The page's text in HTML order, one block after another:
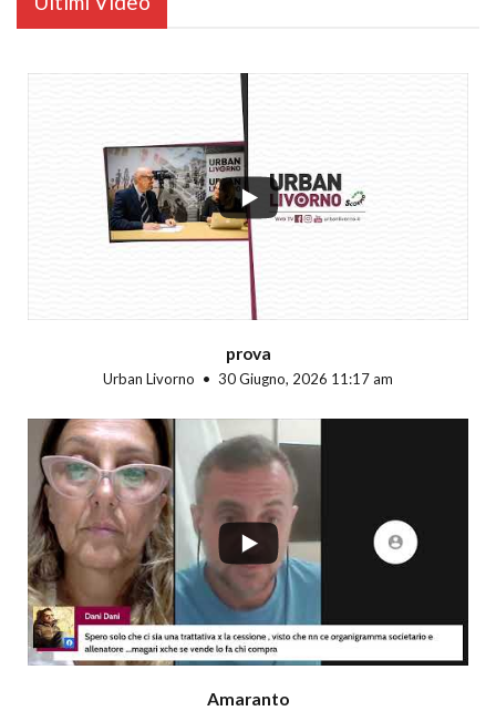
prova
Urban Livorno 30 Giugno, 2026 11:17 am
Amaranto